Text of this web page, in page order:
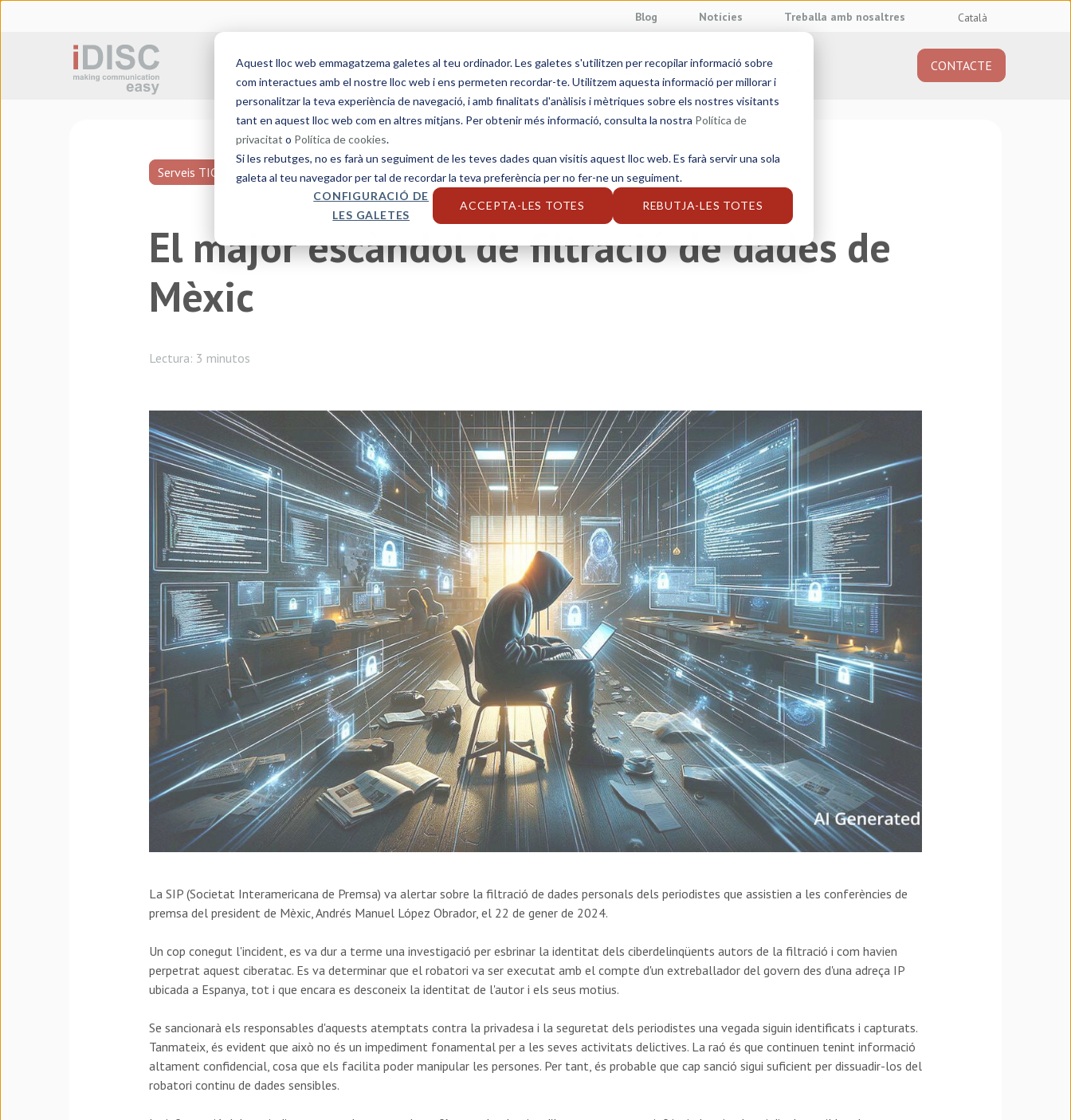
Aquest lloc web emmagatzema galetes al teu ordinador. Les galetes s'utilitzen per recopilar informació sobre
com interactues amb el nostre lloc web i ens permeten recordar-te. Utilitzem aquesta informació per millorar i
personalitzar la teva experiència de navegació, i amb finalitats d'anàlisis i mètriques sobre els nostres visitants
tant en aquest lloc web com en altres mitjans. Per obtenir més informació, consulta la nostra Política de
privacitat o Política de cookies.
Si les rebutges, no es farà un seguiment de les teves dades quan visitis aquest lloc web. Es farà servir una sola
galeta al teu navegador per tal de recordar la teva preferència per no fer-ne un seguiment.
CONFIGURACIÓ DE
LES GALETES
ACCEPTA-LES TOTES REBUTJA-LES TOTES
Blog Notícies Treballa amb nosaltres Català
Traducció jurada Serveis lingüístics Sectors Solucions Sobre nosaltres CONTACTE
Serveis TIC
El major escàndol de filtració de dades de
Mèxic
Lectura: 3 minutos
La SIP (Societat Interamericana de Premsa) va alertar sobre la filtració de dades personals dels periodistes que assistien a les conferències de
premsa del president de Mèxic, Andrés Manuel López Obrador, el 22 de gener de 2024.
Un cop conegut l'incident, es va dur a terme una investigació per esbrinar la identitat dels ciberdelinqüents autors de la filtració i com havien
perpetrat aquest ciberatac. Es va determinar que el robatori va ser executat amb el compte d'un extreballador del govern des d'una adreça IP
ubicada a Espanya, tot i que encara es desconeix la identitat de l'autor i els seus motius.
Se sancionarà els responsables d'aquests atemptats contra la privadesa i la seguretat dels periodistes una vegada siguin identificats i capturats.
Tanmateix, és evident que això no és un impediment fonamental per a les seves activitats delictives. La raó és que continuen tenint informació
altament confidencial, cosa que els facilita poder manipular les persones. Per tant, és probable que cap sanció sigui suficient per dissuadir-los del
robatori continu de dades sensibles.